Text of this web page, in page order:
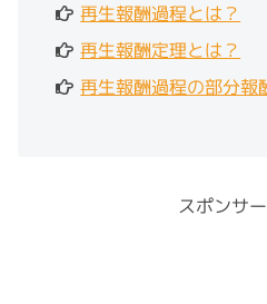
再生報酬過程とは？
再生報酬定理とは？
再生報酬過程の部分報
スポンサ